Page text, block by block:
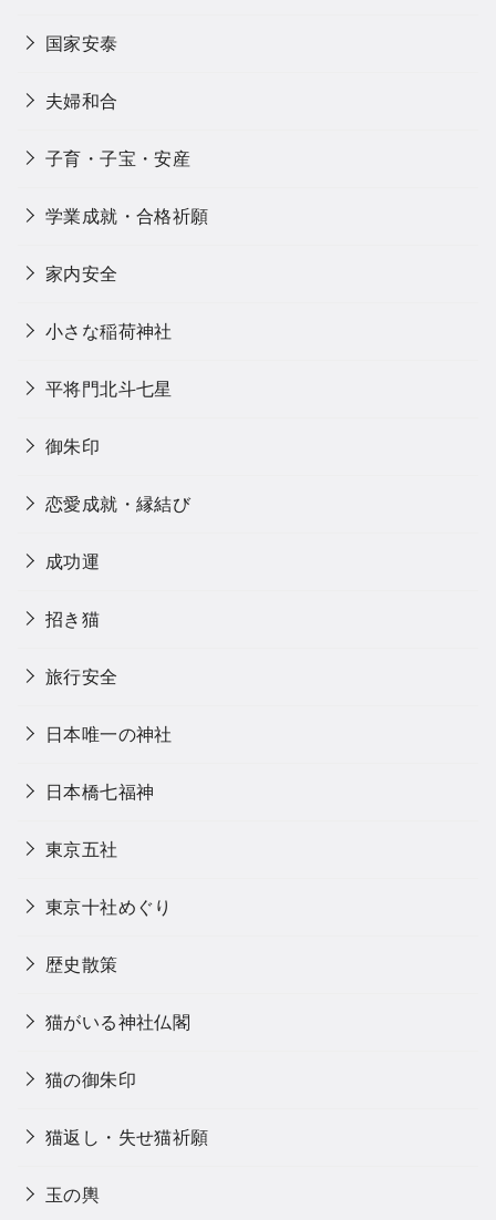
国家安泰
夫婦和合
子育・子宝・安産
学業成就・合格祈願
家内安全
小さな稲荷神社
平将門北斗七星
御朱印
恋愛成就・縁結び
成功運
招き猫
旅行安全
日本唯一の神社
日本橋七福神
東京五社
東京十社めぐり
歴史散策
猫がいる神社仏閣
猫の御朱印
猫返し・失せ猫祈願
玉の輿